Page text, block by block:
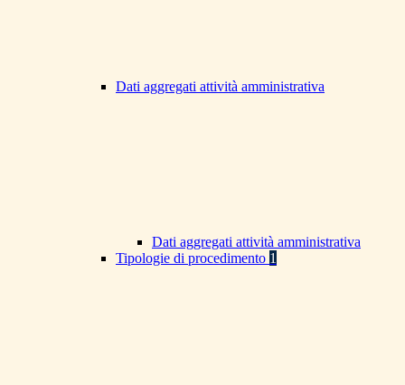
Dati aggregati attività amministrativa
Dati aggregati attività amministrativa
Tipologie di procedimento 1